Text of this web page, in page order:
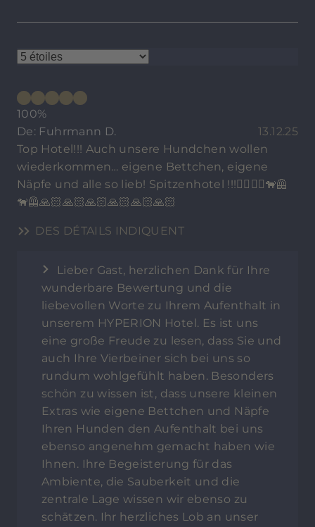
100%
De: Fuhrmann D.
13.12.25
Top Hotel!!! Auch unsere Hundchen wollen
wiederkommen… eigene Bettchen, eigene
Näpfe und alle so lieb! Spitzenhotel !!!🙋‍♀️🙋‍♂️🐕‍🦺
🐕‍🦺🙏🏻🙏🏻🙏🏻🙏🏻🙏🏻🙏🏻
DES DÉTAILS INDIQUENT
Lieber Gast, herzlichen Dank für Ihre
wunderbare Bewertung und die
liebevollen Worte zu Ihrem Aufenthalt in
unserem HYPERION Hotel. Es ist uns
eine große Freude zu lesen, dass Sie und
auch Ihre Vierbeiner sich bei uns so
rundum wohlgefühlt haben. Besonders
schön zu wissen ist, dass unsere kleinen
Extras wie eigene Bettchen und Näpfe
Ihren Hunden den Aufenthalt bei uns
ebenso angenehm gemacht haben wie
Ihnen. Ihre Begeisterung für das
Ambiente, die Sauberkeit und die
zentrale Lage wissen wir ebenso zu
schätzen. Ihr herzliches Lob an unser